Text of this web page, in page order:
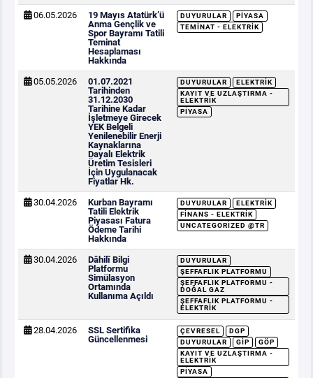
06.05.2026
19 Mayıs Atatürk’ü
Anma Gençlik ve
Spor Bayramı Tatili
Teminat
Hesaplaması
Hakkında
DUYURULAR
PIYASA
TEMINAT - ELEKTRIK
05.05.2026
01.07.2021
Tarihinden
31.12.2030
Tarihine Kadar
İşletmeye Girecek
YEK Belgeli
Yenilenebilir Enerji
Kaynaklarına
Dayalı Elektrik
Üretim Tesisleri
İçin Uygulanacak
Fiyatlar Hk.
DUYURULAR
ELEKTRIK
KAYIT VE UZLAŞTIRMA -
ELEKTRIK
PIYASA
30.04.2026
Kurban Bayramı
Tatili Elektrik
Piyasası Fatura
Ödeme Tarihi
Hakkında
DUYURULAR
ELEKTRIK
FINANS - ELEKTRIK
UNCATEGORIZED @TR
30.04.2026
Dâhilî Bilgi
Platformu
Simülasyon
Ortamında
Kullanıma Açıldı
DUYURULAR
ŞEFFAFLIK PLATFORMU
ŞEFFAFLIK PLATFORMU -
DOĞAL GAZ
ŞEFFAFLIK PLATFORMU -
ELEKTRIK
28.04.2026
SSL Sertifika
Güncellenmesi
ÇEVRESEL
DGP
DUYURULAR
GİP
GÖP
KAYIT VE UZLAŞTIRMA -
ELEKTRIK
PIYASA